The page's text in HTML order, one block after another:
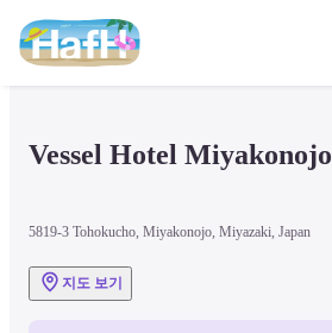
Vessel Hotel Miyakonojo
5819-3 Tohokucho, Miyakonojo, Miyazaki, Japan
지도 보기